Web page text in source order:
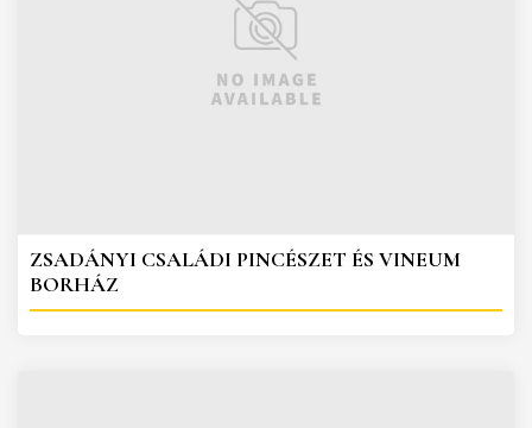
ZSADÁNYI CSALÁDI PINCÉSZET ÉS VINEUM
BORHÁZ